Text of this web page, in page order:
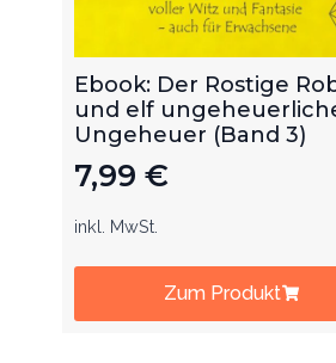
Ebook: Der Rostige
und elf
Ungeheuer (Band 3)
7,99 €
inkl. MwSt.
Zum Produkt